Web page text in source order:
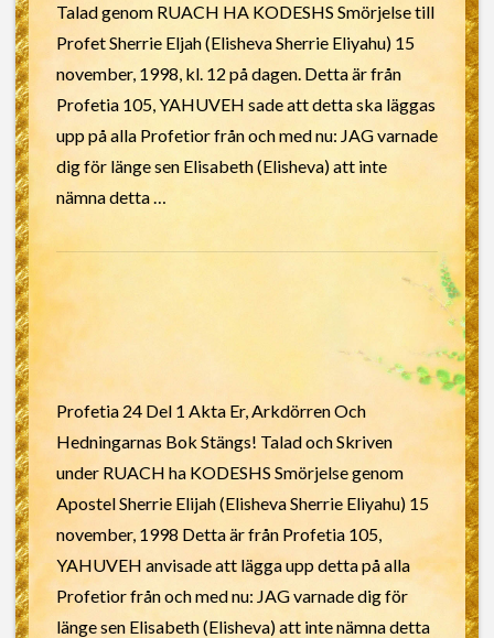
Talad genom RUACH HA KODESHS Smörjelse till
Profet Sherrie Eljah (Elisheva Sherrie Eliyahu) 15
november, 1998, kl. 12 på dagen. Detta är från
Profetia 105, YAHUVEH sade att detta ska läggas
upp på alla Profetior från och med nu: JAG varnade
dig för länge sen Elisabeth (Elisheva) att inte
nämna detta …
Profetia 24 Del 1 Akta Er, Arkdörren Och
Hedningarnas Bok Stängs! Talad och Skriven
under RUACH ha KODESHS Smörjelse genom
Apostel Sherrie Elijah (Elisheva Sherrie Eliyahu) 15
november, 1998 Detta är från Profetia 105,
YAHUVEH anvisade att lägga upp detta på alla
Profetior från och med nu: JAG varnade dig för
länge sen Elisabeth (Elisheva) att inte nämna detta